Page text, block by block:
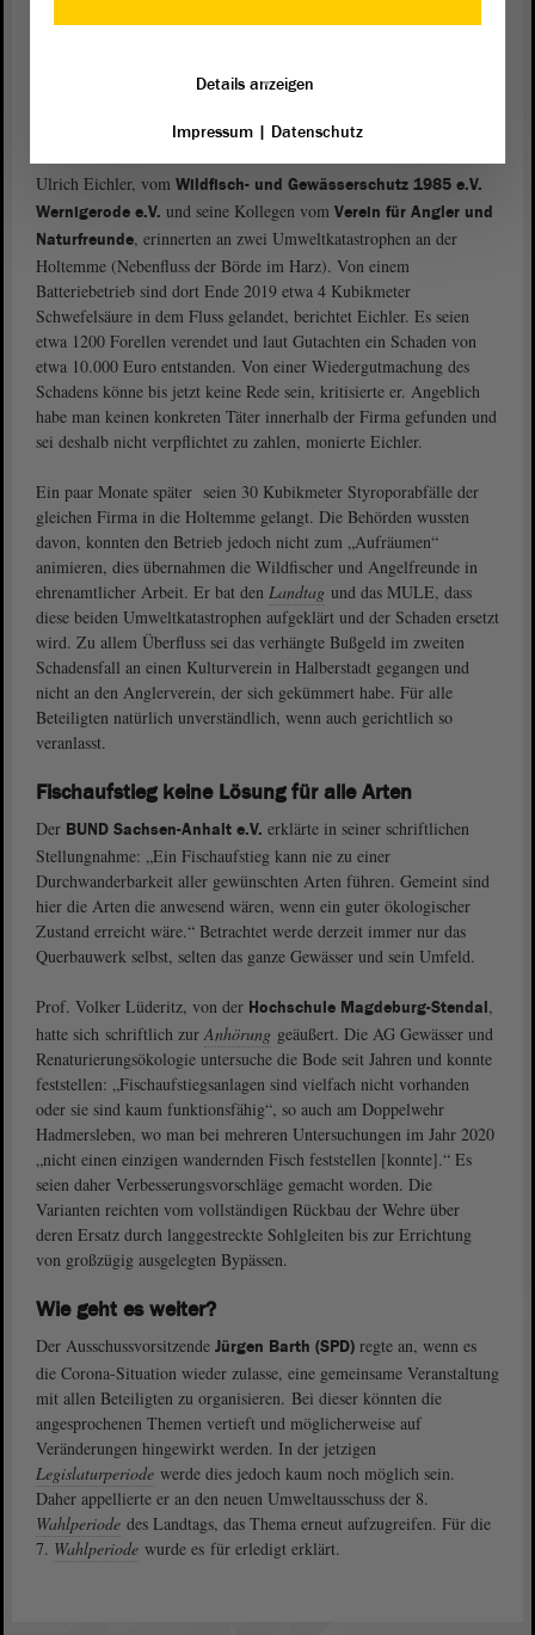
durchaus Sinn, dass Fachleute sich vor Ort mit den Bürgern träfen
Gespräch kämen. Auf diese Weise könnten mögliche Probleme
besser verstanden und gelöst werden.
Umweltkatastrophen an Holtemme entschädigen
Ulrich Eichler, vom Wildfisch- und Gewässerschutz 1985 e.V.
Wernigerode e.V. und seine Kollegen vom Verein für Angler und
Naturfreunde, erinnerten an zwei Umweltkatastrophen an der
Holtemme (Nebenfluss der Börde im Harz). Von einem
Batteriebetrieb sind dort Ende 2019 etwa 4 Kubikmeter
Schwefelsäure in dem Fluss gelandet, berichtet Eichler. Es seien
etwa 1200 Forellen verendet und laut Gutachten ein Schaden von
etwa 10.000 Euro entstanden. Von einer Wiedergutmachung des
Schadens könne bis jetzt keine Rede sein, kritisierte er. Angeblich
habe man keinen konkreten Täter innerhalb der Firma gefunden und
sei deshalb nicht verpflichtet zu zahlen, monierte Eichler.
Ein paar Monate später seien 30 Kubikmeter Styroporabfälle der
gleichen Firma in die Holtemme gelangt. Die Behörden wussten
davon, konnten den Betrieb jedoch nicht zum „Aufräumen“
animieren, dies übernahmen die Wildfischer und Angelfreunde in
ehrenamtlicher Arbeit. Er bat den Landtag und das MULE, dass
diese beiden Umweltkatastrophen aufgeklärt und der Schaden ersetzt
wird. Zu allem Überfluss sei das verhängte Bußgeld im zweiten
Schadensfall an einen Kulturverein in Halberstadt gegangen und
nicht an den Anglerverein, der sich gekümmert habe. Für alle
Beteiligten natürlich unverständlich, wenn auch gerichtlich so
veranlasst.
Fischaufstieg keine Lösung für alle Arten
Der BUND Sachsen-Anhalt e.V. erklärte in seiner schriftlichen
Stellungnahme: „Ein Fischaufstieg kann nie zu einer
Durchwanderbarkeit aller gewünschten Arten führen. Gemeint sind
hier die Arten die anwesend wären, wenn ein guter ökologischer
Zustand erreicht wäre.“ Betrachtet werde derzeit immer nur das
Querbauwerk selbst, selten das ganze Gewässer und sein Umfeld.
Prof. Volker Lüderitz, von der Hochschule Magdeburg-Stendal,
hatte sich schriftlich zurAnhörung geäußert. Die AG Gewässer und
Renaturierungsökologie untersuche die Bode seit Jahren und konnte
feststellen: „Fischaufstiegsanlagen sind vielfach nicht vorhanden
oder sie sind kaum funktionsfähig“, so auch am Doppelwehr
Hadmersleben, wo man bei mehreren Untersuchungen im Jahr 2020
„nicht einen einzigen wandernden Fisch feststellen [konnte].“ Es
seien daher Verbesserungsvorschläge gemacht worden. Die
Varianten reichten vom vollständigen Rückbau der Wehre über
deren Ersatz durch langgestreckte Sohlgleiten bis zur Errichtung
von großzügig ausgelegten Bypässen.
Wie geht es weiter?
Der Ausschussvorsitzende Jürgen Barth (SPD) regte an, wenn es
die Corona-Situation wieder zulasse, eine gemeinsame Veranstaltung
mit allen Beteiligten zu organisieren. Bei dieser könnten die
angesprochenen Themen vertieft und möglicherweise auf
Veränderungen hingewirkt werden. In der jetzigen
Legislaturperiode werde dies jedoch kaum noch möglich sein.
Daher appellierte er an den neuen Umweltausschuss der 8.
Wahlperiode des Landtags, das Thema erneut aufzugreifen. Für die
7. Wahlperiode wurde es für erledigt erklärt.
Details anzeigen
Impressum| Datenschutz